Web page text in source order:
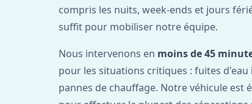
compris les nuits, week-ends et jours
suffit pour mobiliser notre équipe.
Nous intervenons en moins de 45
pour les situations critiques : fuites
pannes de chauffage. Notre véhicule est